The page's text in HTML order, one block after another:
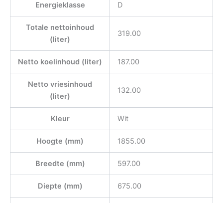
Energieklasse D
Totale nettoinhoud
(liter)
319.00
Netto koelinhoud (liter) 187.00
Netto vriesinhoud
(liter)
132.00
Kleur Wit
Hoogte (mm) 1855.00
Breedte (mm) 597.00
Diepte (mm) 675.00